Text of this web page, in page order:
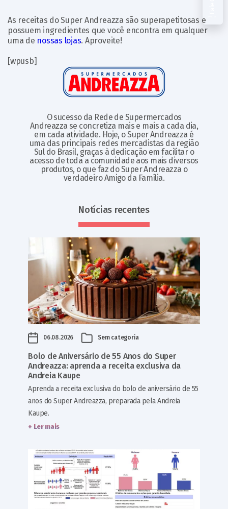
As receitas do Super Andreazza são superapetitosas e
possuem ingredientes que você encontra em qualquer
uma de nossas lojas. Aproveite!
[wpusb]
O sucesso da Rede de Supermercados
Andreazza se concretiza mais e mais a cada dia,
em cada atividade. Hoje, o Super Andreazza é
uma das principais redes mercadistas da região
Sul do Brasil, graças à dedicação em facilitar o
acesso de toda a comunidade aos mais diversos
produtos, o que faz do Super Andreazza o
verdadeiro Amigo da Família.
Notícias recentes
06.08.2026 Sem categoria
Bolo de Aniversário de 55 Anos do Super
Andreazza: aprenda a receita exclusiva da
Andreia Kaupe
Aprenda a receita exclusiva do bolo de aniversário de 55
anos do Super Andreazza, preparada pela Andreia
Kaupe.
+ Ler mais